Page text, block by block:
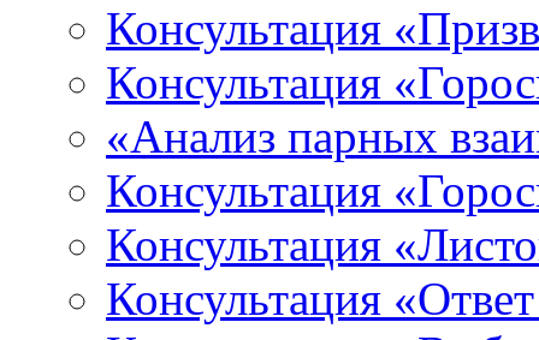
Консультация
Консультация
«Анализ парных
Консультация
Консультация
Консультация